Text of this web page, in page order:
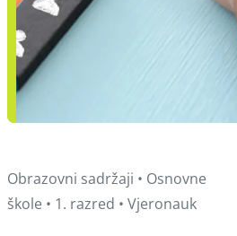
Obrazovni sadržaji • Osnovne
škole • 1. razred • Vjeronauk